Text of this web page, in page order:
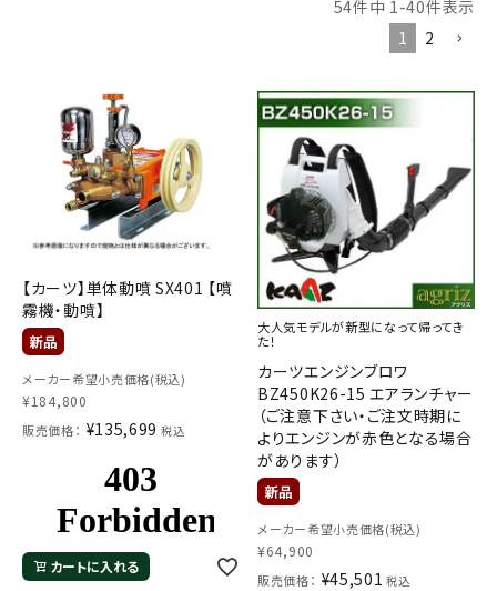
ブログ
利用ガイド
メールでのお問い合わせ
FAXでのご注文
0739-72-4532
24時間受付
54件中 1-40件表示
1
2
【カーツ】単体動噴 SX401 【噴
霧機・動噴】
メーカー希望小売価格(税込)
¥184,800
販売価格： ¥135,699 税込
カートに入れる
大人気モデルが新型になって帰ってき
た！
カーツエンジンブロワ
BZ450K26-15 エアランチャー
（ご注意下さい・ご注文時期に
よりエンジンが赤色となる場合
があります）
メーカー希望小売価格(税込)
¥64,900
販売価格： ¥45,501 税込